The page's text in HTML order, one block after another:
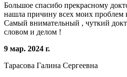
Большое спасибо прекрасному
нашла причину всех моих проблем
Самый внимательный , чуткий
словом и делом !
9 мар. 2024 г.
Тарасова Галина Сергеевна